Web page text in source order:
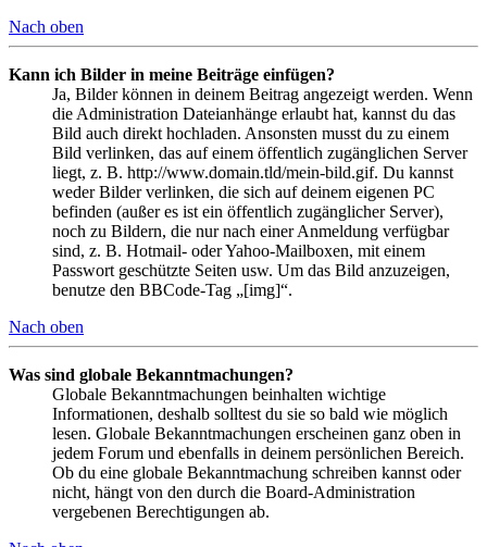
Nach oben
Kann ich Bilder in meine Beiträge einfügen?
Ja, Bilder können in deinem Beitrag angezeigt werden. Wenn
die Administration Dateianhänge erlaubt hat, kannst du das
Bild auch direkt hochladen. Ansonsten musst du zu einem
Bild verlinken, das auf einem öffentlich zugänglichen Server
liegt, z. B. http://www.domain.tld/mein-bild.gif. Du kannst
weder Bilder verlinken, die sich auf deinem eigenen PC
befinden (außer es ist ein öffentlich zugänglicher Server),
noch zu Bildern, die nur nach einer Anmeldung verfügbar
sind, z. B. Hotmail- oder Yahoo-Mailboxen, mit einem
Passwort geschützte Seiten usw. Um das Bild anzuzeigen,
benutze den BBCode-Tag „[img]“.
Nach oben
Was sind globale Bekanntmachungen?
Globale Bekanntmachungen beinhalten wichtige
Informationen, deshalb solltest du sie so bald wie möglich
lesen. Globale Bekanntmachungen erscheinen ganz oben in
jedem Forum und ebenfalls in deinem persönlichen Bereich.
Ob du eine globale Bekanntmachung schreiben kannst oder
nicht, hängt von den durch die Board-Administration
vergebenen Berechtigungen ab.